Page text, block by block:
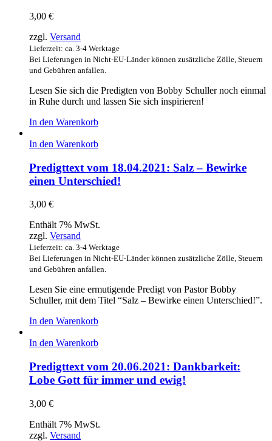
3,00 €
zzgl. Versand
Lieferzeit: ca. 3-4 Werktage
Bei Lieferungen in Nicht-EU-Länder können zusätzliche Zölle, Steuern
und Gebühren anfallen.
Lesen Sie sich die Predigten von Bobby Schuller noch einmal
in Ruhe durch und lassen Sie sich inspirieren!
In den Warenkorb
In den Warenkorb
Predigttext vom 18.04.2021: Salz – Bewirke
einen Unterschied!
3,00 €
Enthält 7% MwSt.
zzgl. Versand
Lieferzeit: ca. 3-4 Werktage
Bei Lieferungen in Nicht-EU-Länder können zusätzliche Zölle, Steuern
und Gebühren anfallen.
Lesen Sie eine ermutigende Predigt von Pastor Bobby
Schuller, mit dem Titel “Salz – Bewirke einen Unterschied!”.
In den Warenkorb
In den Warenkorb
Predigttext vom 20.06.2021: Dankbarkeit:
Lobe Gott für immer und ewig!
3,00 €
Enthält 7% MwSt.
zzgl. Versand